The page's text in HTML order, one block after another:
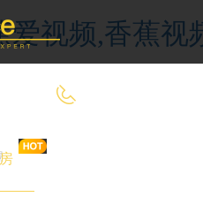
爱视频,香蕉视